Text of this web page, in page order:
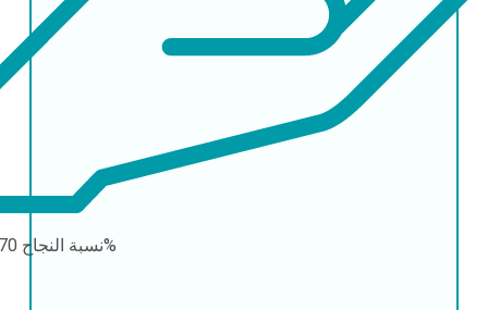
نسبة النجاح70-80%